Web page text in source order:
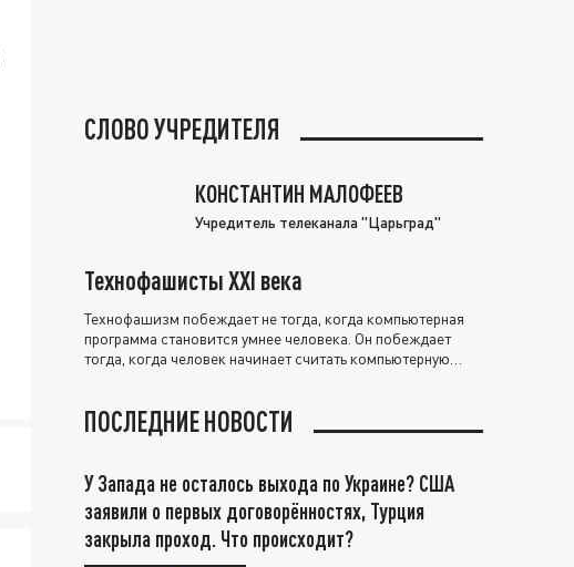
СЛОВО УЧРЕДИТЕЛЯ
КОНСТАНТИН МАЛОФЕЕВ
Учредитель телеканала "Царьград"
Технофашисты XXI века
Технофашизм побеждает не тогда, когда компьютерная
программа становится умнее человека. Он побеждает
тогда, когда человек начинает считать компьютерную
ПОСЛЕДНИЕ НОВОСТИ
У Запада не осталось выхода по Украине? США
заявили о первых договорённостях, Турция
закрыла проход. Что происходит?